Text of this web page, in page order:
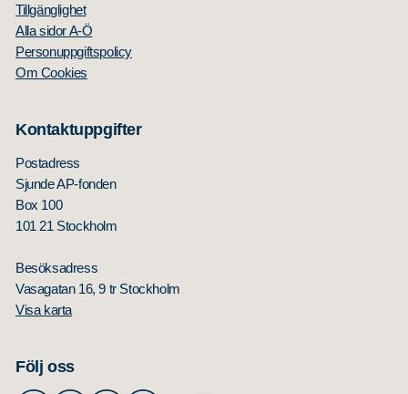
Tillgänglighet
Alla sidor A-Ö
Personuppgiftspolicy
Om Cookies
Kontaktuppgifter
Postadress
Sjunde AP-fonden
Box 100
101 21 Stockholm
Besöksadress
Vasagatan 16, 9 tr Stockholm
Visa karta
Följ oss